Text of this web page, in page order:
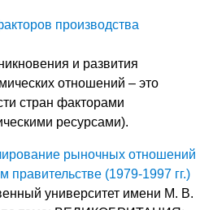
производства
и развития
отношений – это
стран факторами
ресурсами).
рыночных отношений
правительстве (1979-1997 гг.)
университет имени М. В.